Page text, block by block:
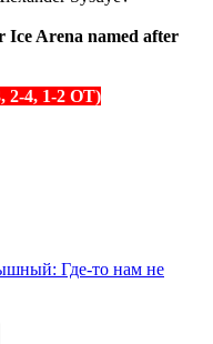
Ice Arena named after
2-4, 1-2 ОТ)
Где-то нам не